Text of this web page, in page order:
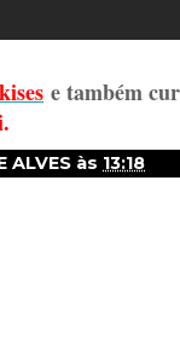
e também
ALVES às 13:18